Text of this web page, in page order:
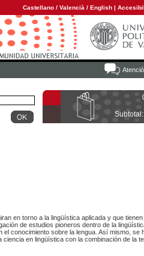
Castellano / Valencià / English |
en torno a la lingüística aplicada y que
de estudios pioneros dentro de la
conocimiento sobre la lengua. Así mismo, se
en lingüística con la combinación de la